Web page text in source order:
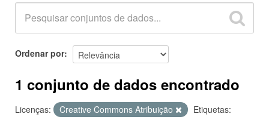
Grupos
Sobre
Ordenar por
1 conjunto de dados encontrado
Licenças: Creative Commons Atribuição
Etiquetas: